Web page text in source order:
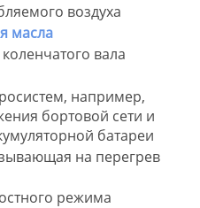
воздуха
масла
вала
например,
бортовой сети и
батареи
на перегрев
режима